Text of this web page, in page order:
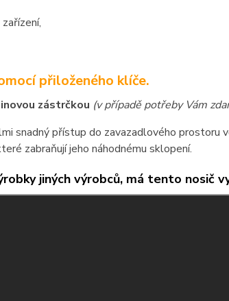
přiloženého klíče.
zástrčkou (v případě potřeby Vám
snadný přístup do zavazadlového prostoru
zabraňují jeho náhodnému sklopení.
jiných výrobců, má tento nosič